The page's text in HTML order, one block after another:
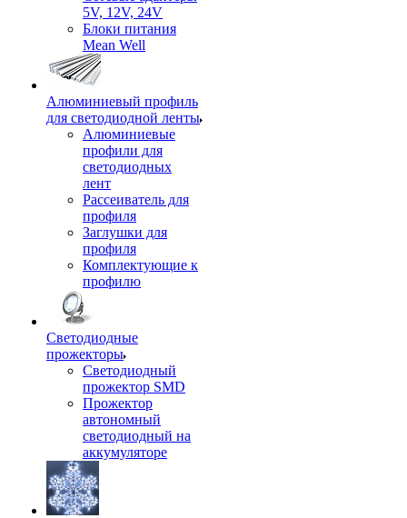
5V, 12V, 24V
Блоки питания
Mean Well
Алюминиевый профиль
для светодиодной ленты
Алюминиевые
профили для
светодиодных
лент
Рассеиватель для
профиля
Заглушки для
профиля
Комплектующие к
профилю
Светодиодные
прожекторы
Светодиодный
прожектор SMD
Прожектор
автономный
светодиодный на
аккумуляторе